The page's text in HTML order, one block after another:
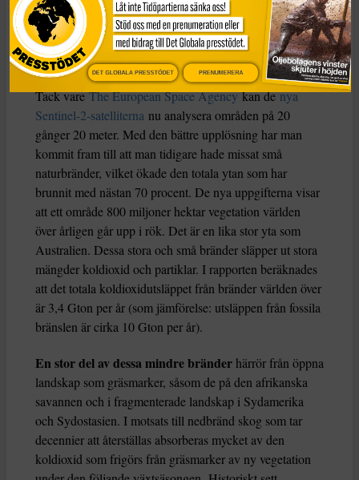
små bränder världen över än man tidigare antagit. Alla
dessa små bränder har tillsammans en stor inverkan på de
totala utsläppen.
Tack vareThe European Space Agencykan denya
Sentinel-2-satelliterna nu analysera områden på 20
gånger 20 meter. Med den bättre upplösning har man
kommit fram till att man tidigare hade missat små
naturbränder, vilket ökade den totala ytan som har
brunnit med nästan 70 procent. De nya uppgifterna visar
att ett område 800 miljoner hektar vegetation världen
över årligen går upp i rök. Det är en lika stor yta som
Australien. Dessa stora och små bränder släpper ut stora
mängder koldioxid och partiklar. I rapporten beräknades
att det totala koldioxidutsläppet från bränder världen över
är 3,4 Gton per år (som jämförelse: utsläppen från fossila
bränslen är cirka 10 Gton per år).
En stor del av dessa mindre bränderhärrör från öppna
landskap som gräsmarker, såsom de på den afrikanska
savannen och i fragmenterade landskap i Sydamerika
och Sydostasien. I motsats till nedbränd skog som tar
decennier att återställas absorberas mycket av den
koldioxid som frigörs från gräsmarker av ny vegetation
DET GLOBALA PRESSTÖDET PRENUMERERA